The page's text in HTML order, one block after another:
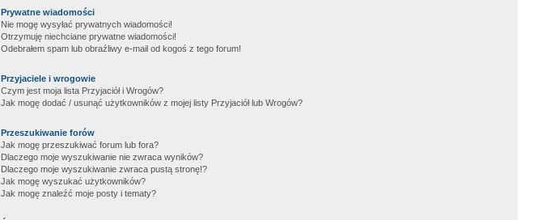
Prywatne wiadomości
Nie mogę wysyłać prywatnych wiadomości!
Otrzymuję niechciane prywatne wiadomości!
Odebrałem spam lub obraźliwy e-mail od kogoś z tego forum!
Przyjaciele i wrogowie
Czym jest moja lista Przyjaciół i Wrogów?
Jak mogę dodać / usunąć użytkowników z mojej listy Przyjaciół lub Wrogów?
Przeszukiwanie forów
Jak mogę przeszukiwać forum lub fora?
Dlaczego moje wyszukiwanie nie zwraca wyników?
Dlaczego moje wyszukiwanie zwraca pustą stronę!?
Jak mogę wyszukać użytkowników?
Jak mogę znaleźć moje posty i tematy?